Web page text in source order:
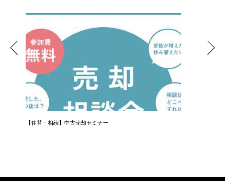
【住替・相続】中古売却セミナー